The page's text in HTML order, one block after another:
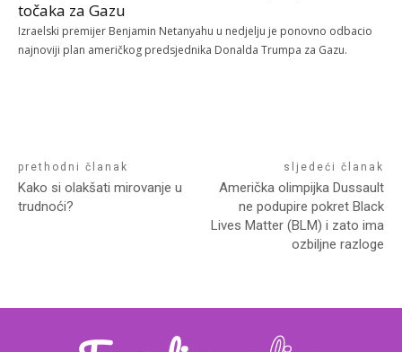
točaka za Gazu
Izraelski premijer Benjamin Netanyahu u nedjelju je ponovno odbacio
najnoviji plan američkog predsjednika Donalda Trumpa za Gazu.
prethodni članak
Kako si olakšati mirovanje u
trudnoći?
sljedeći članak
Američka olimpijka Dussault
ne podupire pokret Black
Lives Matter (BLM) i zato ima
ozbiljne razloge